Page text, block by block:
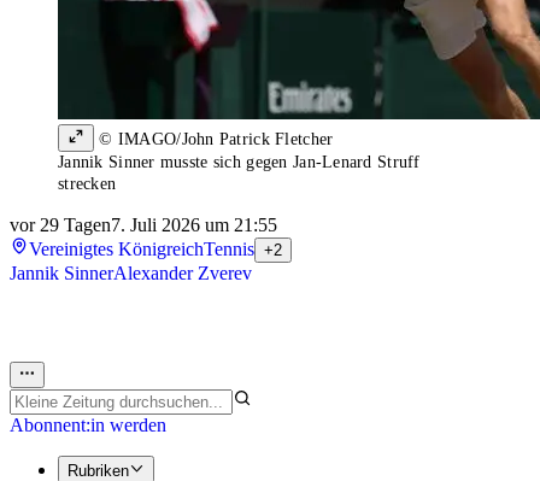
© IMAGO/John Patrick Fletcher
Jannik Sinner musste sich gegen Jan-Lenard Struff
strecken
vor 29 Tagen7. Juli 2026 um 21:55
Vereinigtes KönigreichTennis +2
Jannik SinnerAlexander Zverev
Abonnent:in werden
Rubriken